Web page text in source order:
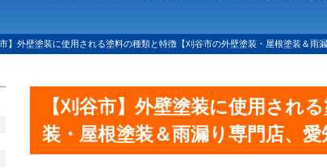
市】外壁塗装に使用される塗料の種類と特徴【刈谷市の外壁塗装・屋根塗装＆雨
【刈谷市】外壁塗装に使用され
装・屋根塗装＆雨漏り専門店、愛